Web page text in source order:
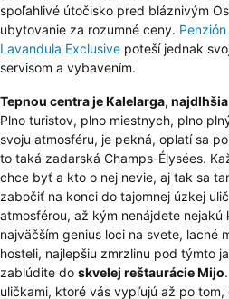
spoľahlivé útočisko pred bláznivým
ubytovanie za rozumné ceny.
Lavandula Exclusive poteší jednak
servisom a vybavením.
Tepnou centra je Kalelarga,
Plno turistov, plno miestnych, plno
svoju atmosféru, je pekná, oplatí sa
to taká zadarská Champs-Élysées.
chce byť a kto o nej nevie, aj tak sa
zabočiť na konci do tajomnej úzkej
atmosférou, až kým nenájdete
najväčším genius loci na svete, lacné
hosteli, najlepšiu zmrzlinu pod týmto
zablúdite do skvelej reštaurácie Mijo
uličkami, ktoré vás vypľujú až po